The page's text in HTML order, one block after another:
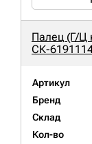
Палец (Г/Ц
СК-
Артикул
Бренд
Склад
Кол-во